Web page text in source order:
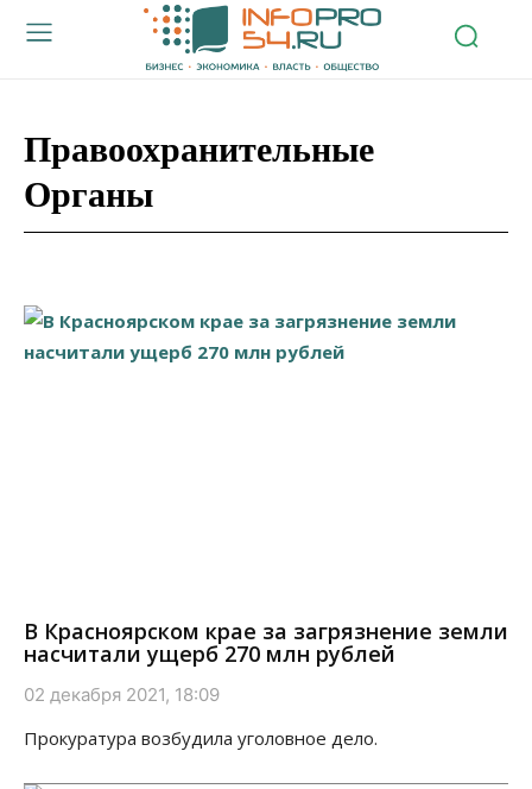
Правоохранительные
Органы
В Красноярском крае за загрязнение земли
насчитали ущерб 270 млн рублей
02 декабря 2021, 18:09
Прокуратура возбудила уголовное дело.